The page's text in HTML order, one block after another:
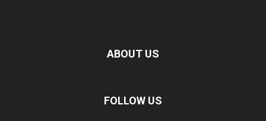
ABOUT US
FOLLOW US